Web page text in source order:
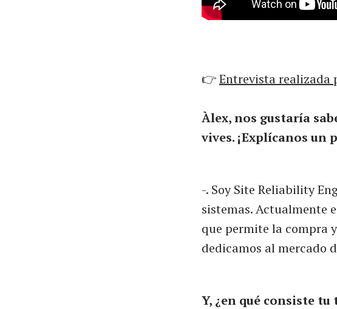
👉Entrevista realizada
Àlex, nos gustaría
vives. ¡Explícanos un
-. Soy Site Reliability
sistemas. Actualmente
que permite la compra
dedicamos al mercado
Y, ¿en qué consiste